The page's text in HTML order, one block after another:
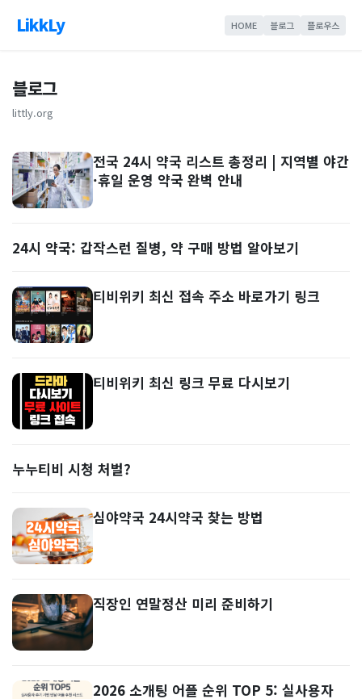
LikkLy HOME 블로그 플로우스
블로그
littly.org
전국 24시 약국 리스트 총정리 | 지역별 야간
·휴일 운영 약국 완벽 안내
24시 약국: 갑작스런 질병, 약 구매 방법 알아보기
티비위키 최신 접속 주소 바로가기 링크
티비위키 최신 링크 무료 다시보기
누누티비 시청 처벌?
심야약국 24시약국 찾는 방법
직장인 연말정산 미리 준비하기
2026 소개팅 어플 순위 TOP 5: 실사용자